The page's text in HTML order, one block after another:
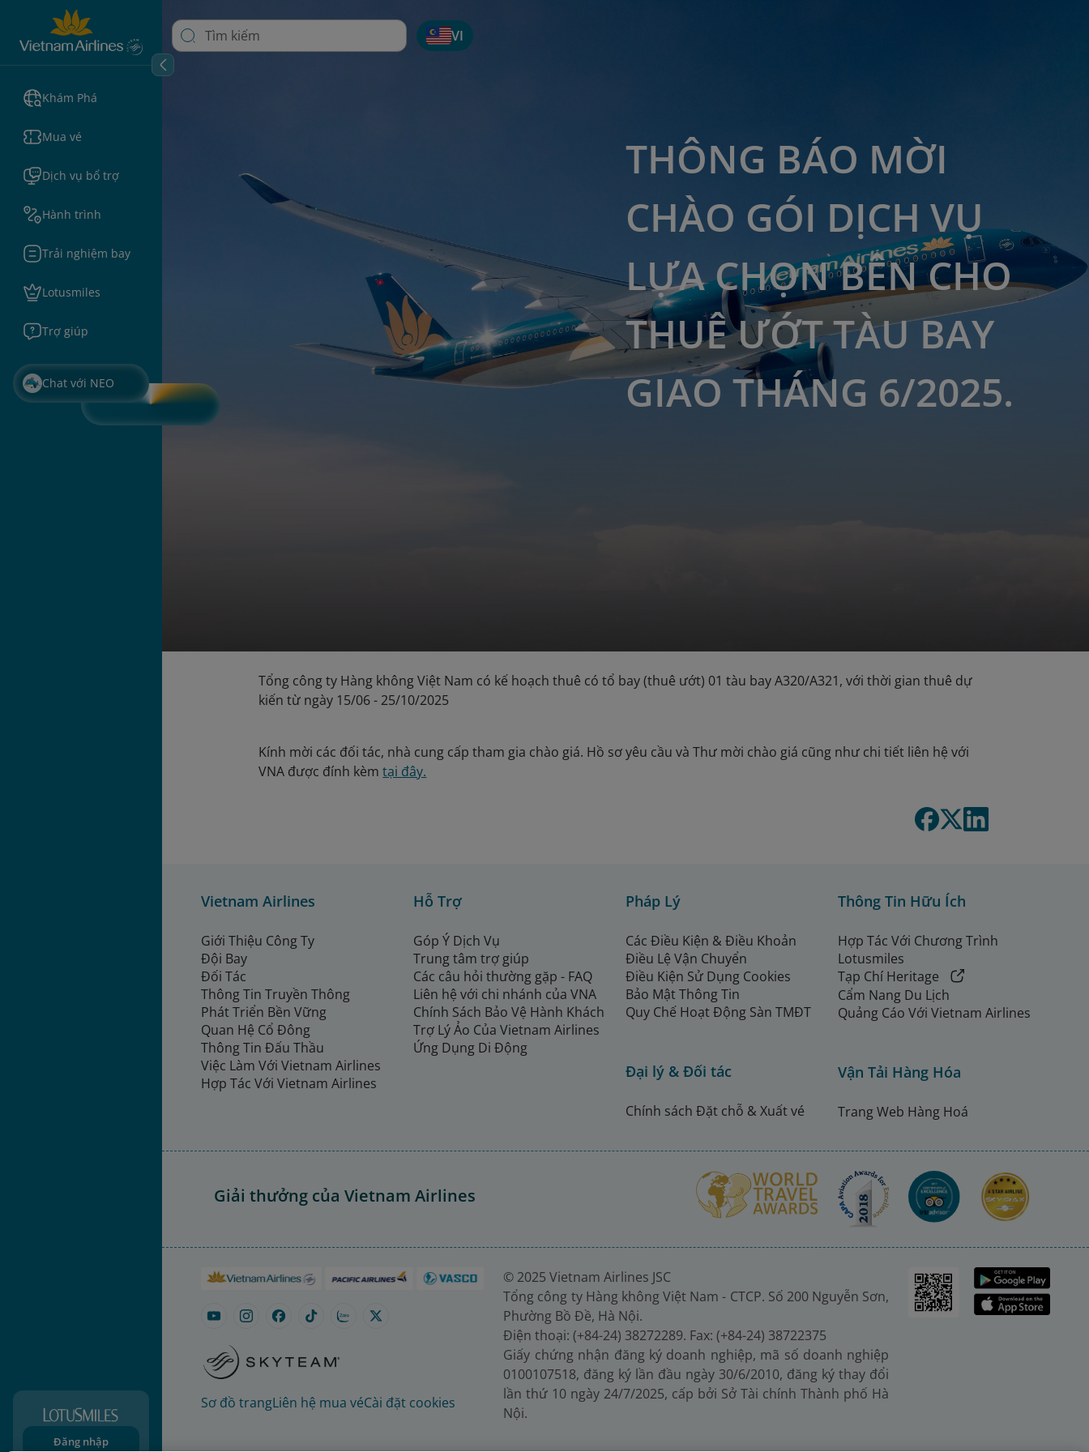
Khám Phá
Mua vé
Dịch vụ bổ trợ
Hành trình
Trải nghiệm bay
Lotusmiles
Trợ giúp
Chat với NEO
Đăng nhập
VI
THÔNG BÁO MỜI
CHÀO GÓI DỊCH VỤ
LỰA CHỌN BÊN CHO
THUÊ ƯỚT TÀU BAY
GIAO THÁNG 6/2025.
Tổng công ty Hàng không Việt Nam có kế hoạch thuê có tổ bay (thuê ướt) 01 tàu bay A320/A321, với thời gian thuê dự
kiến từ ngày 15/06 - 25/10/2025
Kính mời các đối tác, nhà cung cấp tham gia chào giá. Hồ sơ yêu cầu và Thư mời chào giá cũng như chi tiết liên hệ với
VNA được đính kèmtại đây.
Vietnam Airlines
Giới Thiệu Công Ty
Đội Bay
Đối Tác
Thông Tin Truyền Thông
Phát Triển Bền Vững
Quan Hệ Cổ Đông
Thông Tin Đấu Thầu
Việc Làm Với Vietnam Airlines
Hợp Tác Với Vietnam Airlines
Hỗ Trợ
Góp Ý Dịch Vụ
Trung tâm trợ giúp
Các câu hỏi thường gặp - FAQ
Liên hệ với chi nhánh của VNA
Chính Sách Bảo Vệ Hành Khách
Trợ Lý Ảo Của Vietnam Airlines
Ứng Dụng Di Động
Pháp Lý
Các Điều Kiện & Điều Khoản
Điều Lệ Vận Chuyển
Điều Kiện Sử Dụng Cookies
Bảo Mật Thông Tin
Quy Chế Hoạt Động Sàn TMĐT
Đại lý & Đối tác
Chính sách Đặt chỗ & Xuất vé
Thông Tin Hữu Ích
Hợp Tác Với Chương Trình
Lotusmiles
Tạp Chí Heritage
Cẩm Nang Du Lịch
Quảng Cáo Với Vietnam Airlines
Vận Tải Hàng Hóa
Trang Web Hàng Hoá
Giải thưởng của Vietnam Airlines
Sơ đồ trangLiên hệ mua véCài đặt cookies
© 2025 Vietnam Airlines JSC
Tổng công ty Hàng không Việt Nam - CTCP. Số 200 Nguyễn Sơn,
Phường Bồ Đề, Hà Nội.
Điện thoại: (+84-24) 38272289. Fax: (+84-24) 38722375
Giấy chứng nhận đăng ký doanh nghiệp, mã số doanh nghiệp
0100107518, đăng ký lần đầu ngày 30/6/2010, đăng ký thay đổi
lần thứ 10 ngày 24/7/2025, cấp bởi Sở Tài chính Thành phố Hà
Nội.